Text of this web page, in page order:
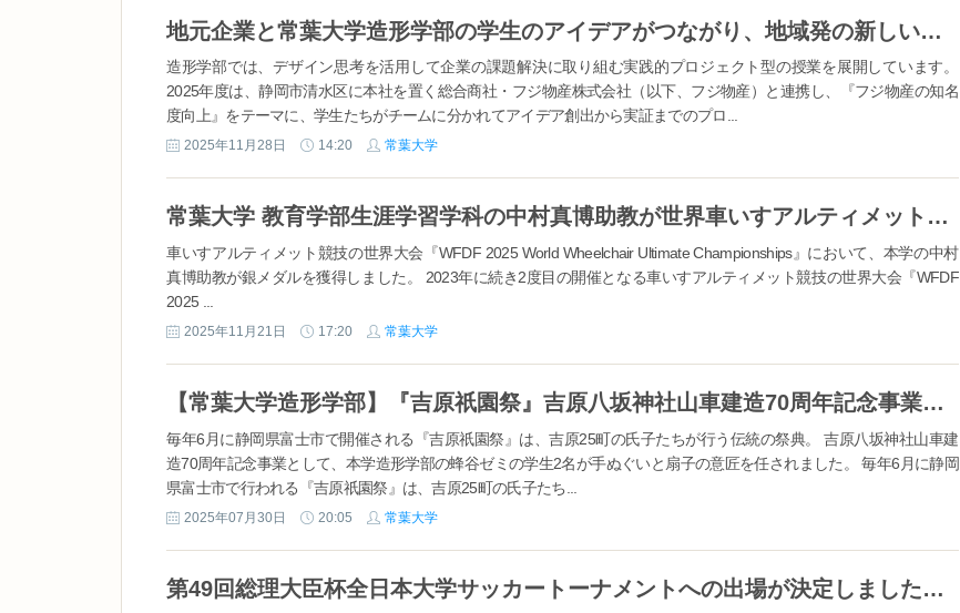
地元企業と常葉大学造形学部の学生のアイデアがつながり、地域発の新しい魅力を発信
造形学部では、デザイン思考を活用して企業の課題解決に取り組む実践的プロジェクト型の授業を展開しています。
2025年度は、静岡市清水区に本社を置く総合商社・フジ物産株式会社（以下、フジ物産）と連携し、『フジ物産の知名
度向上』をテーマに、学生たちがチームに分かれてアイデア創出から実証までのプロ...
2025年11月28日 14:20 常葉大学
常葉大学 教育学部生涯学習学科の中村真博助教が世界車いすアルティメット選手権大会で銀メダルを獲得しました
車いすアルティメット競技の世界大会『WFDF 2025 World Wheelchair Ultimate Championships』において、本学の中村
真博助教が銀メダルを獲得しました。 2023年に続き2度目の開催となる車いすアルティメット競技の世界大会『WFDF
2025 ...
2025年11月21日 17:20 常葉大学
【常葉大学造形学部】『吉原祇園祭』吉原八坂神社山車建造70周年記念事業として手ぬぐいと扇子の意匠を任されました
毎年6月に静岡県富士市で開催される『吉原祇園祭』は、吉原25町の氏子たちが行う伝統の祭典。 吉原八坂神社山車建
造70周年記念事業として、本学造形学部の蜂谷ゼミの学生2名が手ぬぐいと扇子の意匠を任されました。 毎年6月に静岡
県富士市で行われる『吉原祇園祭』は、吉原25町の氏子たち...
2025年07月30日 20:05 常葉大学
第49回総理大臣杯全日本大学サッカートーナメントへの出場が決定しました／常葉大学サッカー部